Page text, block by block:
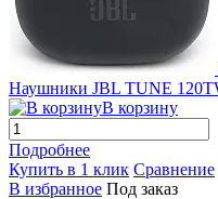
Наушники JBL TUNE
В корзину
Подробнее
Купить в 1 клик Сравнение
В избранное Под заказ